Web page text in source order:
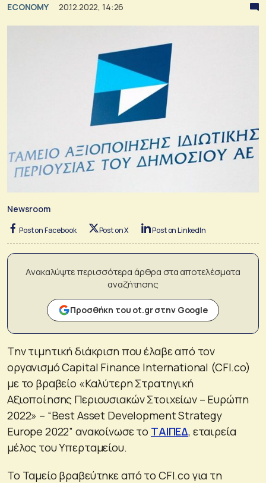
ECONOMY 20.12.2022, 14:26
Newsroom
Post on Facebook Post on X Post on LinkedIn
Ανακαλύψτε περισσότερα άρθρα στα αποτελέσματα
αναζήτησης
Προσθήκη του ot.gr στην Google
Tην τιμητική διάκριση που έλαβε από τον
οργανισμό Capital Finance International (CFI.co)
με το βραβείο «Καλύτερη Στρατηγική
Αξιοποίησης Περιουσιακών Στοιχείων – Ευρώπη
2022» – “Best Asset Development Strategy
Europe 2022” ανακοίνωσε το ΤΑΙΠΕΔ, εταιρεία
μέλος του Υπερταμείου.
Το Ταμείο βραβεύτηκε από το CFI.co για τη